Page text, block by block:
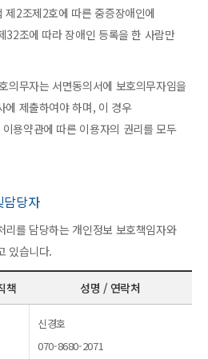
2조제2호에 따른 중증장애인에
32조에 따라 장애인 등록을 한 사람만
의무자는 서면동의서에 보호의무자임을
에 제출하여야 하며, 이 경우
용약관에 따른 이용자의 권리를 모두
담당자
를 담당하는 개인정보 보호책임자와
있습니다.
책 성명 / 연락처
신경호
070-8680-2071